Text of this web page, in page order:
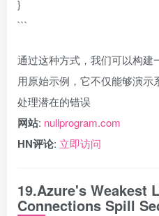
}
```
通过这种方式，我们可以构建
用原始示例，它不仅能够演
处理潜在的错误
网站: nullprogram.com
HN评论: 立即访问
19.Azure's Weakest
Connections Spill